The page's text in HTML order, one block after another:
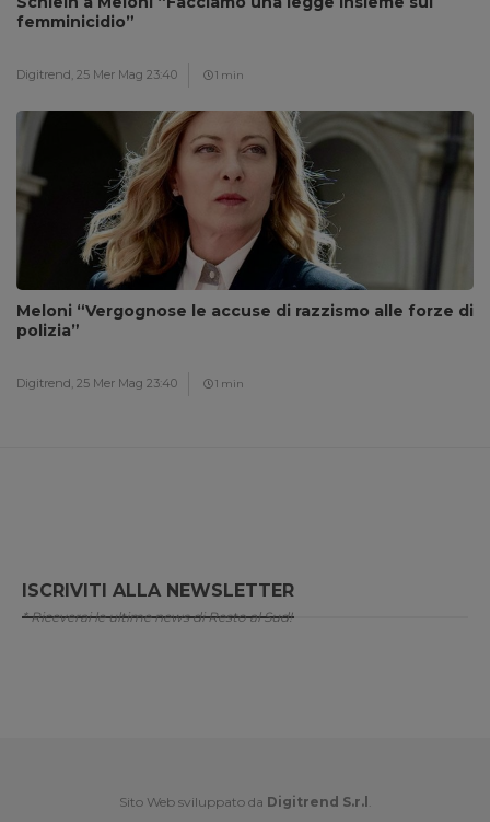
femminicidio”
Digitrend, 25 Mer Mag 23:40 1 min
Meloni “Vergognose le accuse di razzismo alle forze di
polizia”
Digitrend, 25 Mer Mag 23:40 1 min
ISCRIVITI ALLA NEWSLETTER
* Riceverai le ultime news di Resto al Sud!
Sito Web sviluppato da Digitrend S.r.l .